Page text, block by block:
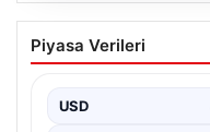
Kelebek sohbet
İletişimin
İnternet çağında
Piyasa Verileri
USD